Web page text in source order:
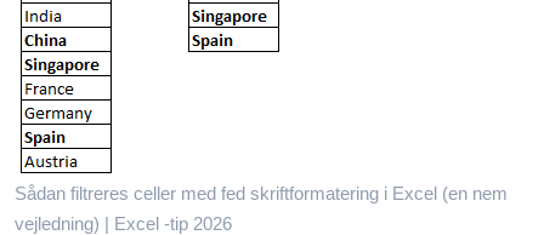
Sådan filtreres celler med fed skriftformatering i Excel (en nem
vejledning) | Excel -tip 2026